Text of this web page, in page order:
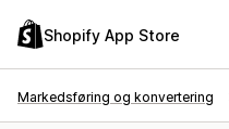
Shopify App Store
Markedsføring og konvertering